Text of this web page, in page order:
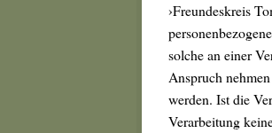
›Freundeskreis
solche an einer
Anspruch
werden. Ist die
Verarbeitung